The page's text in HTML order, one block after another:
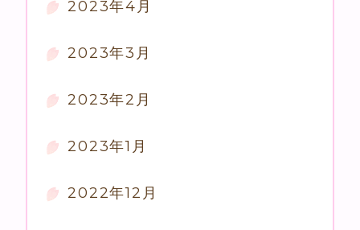
2023年4月
2023年3月
2023年2月
2023年1月
2022年12月